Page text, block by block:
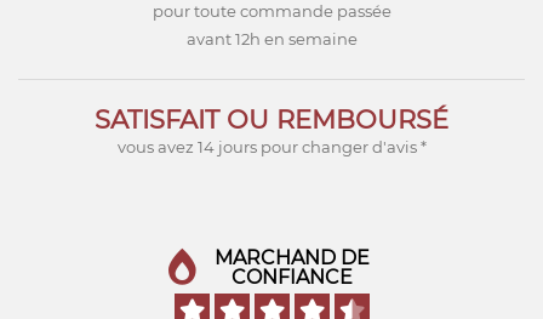
pour toute commande passée
avant 12h en semaine
SATISFAIT OU REMBOURSÉ
vous avez 14 jours pour changer d'avis *
MARCHAND DE
CONFIANCE